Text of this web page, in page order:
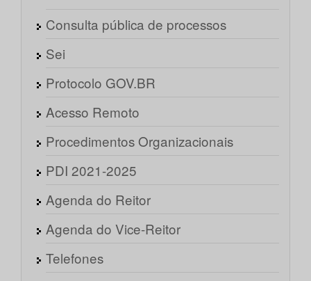
Consulta pública de processos
Sei
Protocolo GOV.BR
Acesso Remoto
Procedimentos Organizacionais
PDI 2021-2025
Agenda do Reitor
Agenda do Vice-Reitor
Telefones